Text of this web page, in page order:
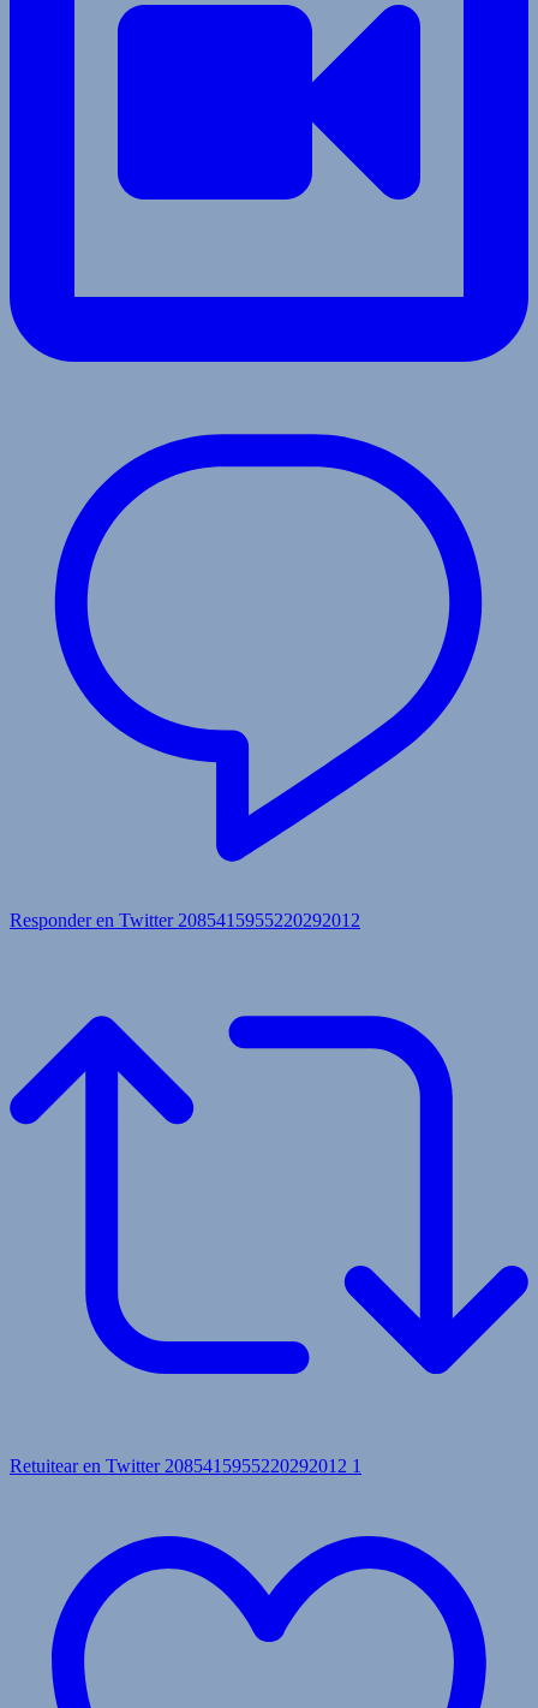
Responder en Twitter 2085415955220292012
Retuitear en Twitter 2085415955220292012 1